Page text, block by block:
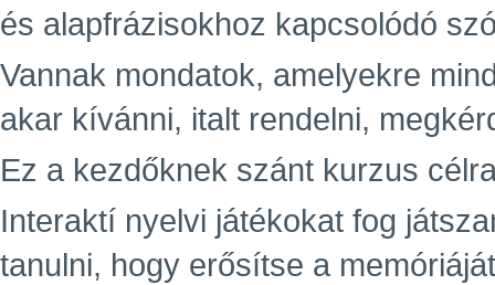
és alapfrázisokhoz kapcsolódó
Vannak mondatok, amelyekre
akar kívánni, italt rendelni,
Ez a kezdőknek szánt kurzus
Interaktí nyelvi játékokat fog
tanulni, hogy erősítse a